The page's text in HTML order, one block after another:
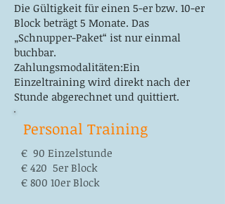
Die Gültigkeit für einen 5-er bzw. 10-er
Block beträgt 5 Monate. Das
„Schnupper-Paket“ ist nur einmal
buchbar.
Zahlungsmodalitäten:Ein
Einzeltraining wird direkt nach der
Stunde abgerechnet und quittiert.
Personal Training
€ 90 Einzelstunde
€ 420 5er Block
€ 800 10er Block